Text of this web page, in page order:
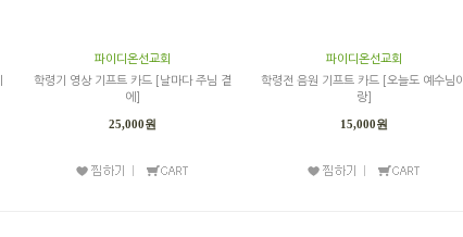
파이디온선교회
학령기 영상 기프트 카드 [날마다 주님 곁
에]
25,000원
파이디온선교회
학령전 음원 기프트 카드 [오늘도 예수님이
랑]
15,000원